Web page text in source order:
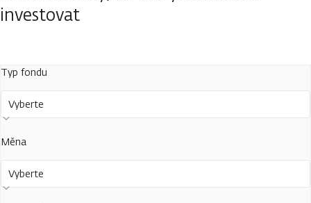
investovat
Typ fondu
Vyberte
Měna
Vyberte